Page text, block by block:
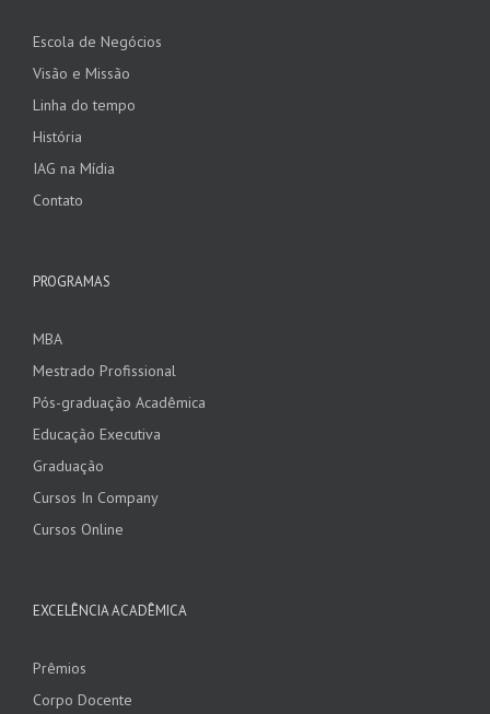
Escola de Negócios
Visão e Missão
Linha do tempo
História
IAG na Mídia
Contato
PROGRAMAS
MBA
Mestrado Profissional
Pós-graduação Acadêmica
Educação Executiva
Graduação
Cursos In Company
Cursos Online
EXCELÊNCIA ACADÊMICA
Prêmios
Corpo Docente